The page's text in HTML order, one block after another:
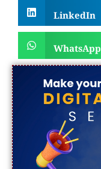
LinkedIn
WhatsApp